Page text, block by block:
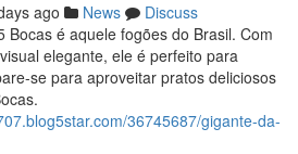
ago News
Discuss
Bocas é aquele fogões do Brasil. Com
elegante, ele é perfeito para
se para aproveitar pratos deliciosos
36745687/gigante-da-